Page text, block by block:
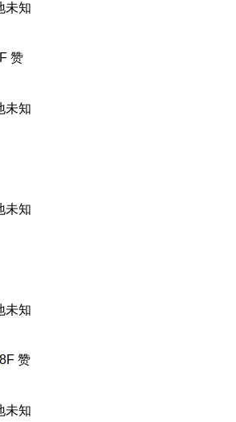
未知
赞
未知
未知
未知
8F 赞
未知